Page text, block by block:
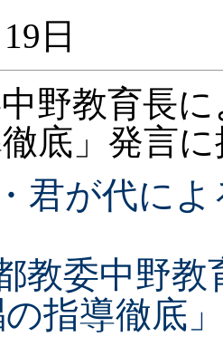
日
野教育長
底」発言
君が代に
教委中野
指導徹底